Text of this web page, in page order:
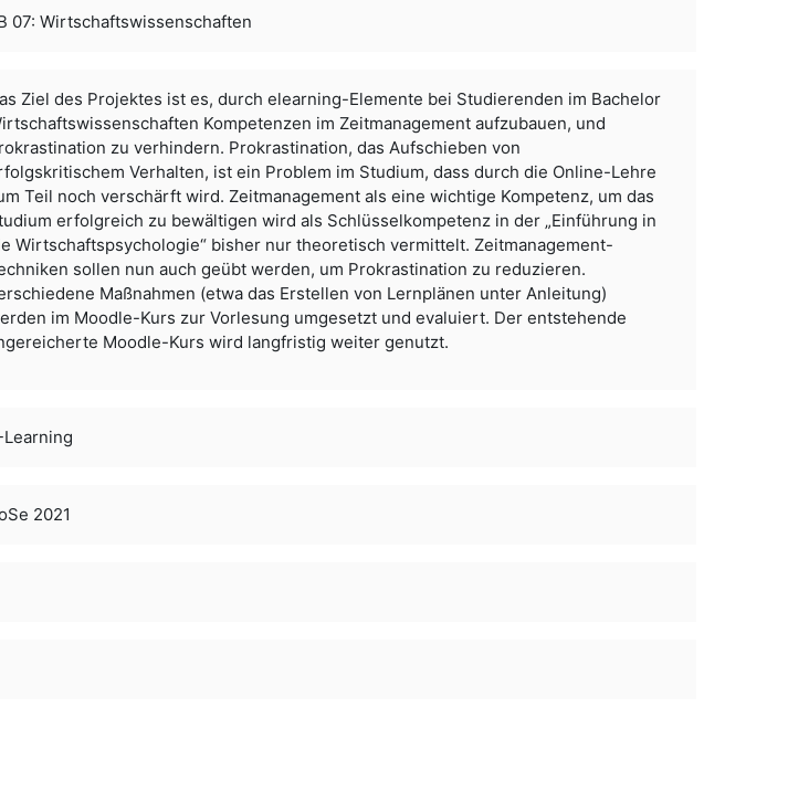
07: Wirtschaftswissenschaften
Ziel des Projektes ist es, durch elearning-Elemente bei Studierenden im Bachelor
Kompetenzen im Zeitmanagement aufzubauen, und
zu verhindern. Prokrastination, das Aufschieben von
Verhalten, ist ein Problem im Studium, dass durch die Online-Lehre
Teil noch verschärft wird. Zeitmanagement als eine wichtige Kompetenz, um das
erfolgreich zu bewältigen wird als Schlüsselkompetenz in der „Einführung in
Wirtschaftspsychologie“ bisher nur theoretisch vermittelt. Zeitmanagement-
sollen nun auch geübt werden, um Prokrastination zu reduzieren.
Maßnahmen (etwa das Erstellen von Lernplänen unter Anleitung)
im Moodle-Kurs zur Vorlesung umgesetzt und evaluiert. Der entstehende
Moodle-Kurs wird langfristig weiter genutzt.
Learning
2021